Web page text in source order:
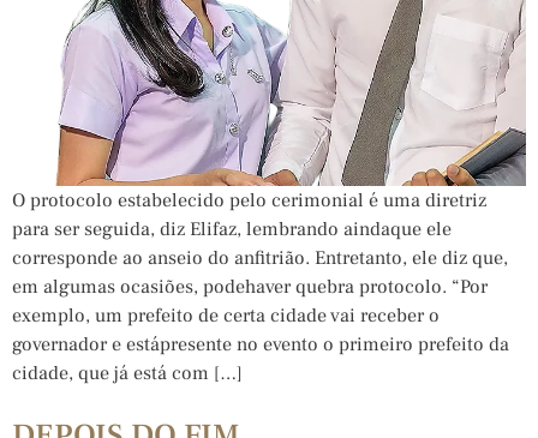
O protocolo estabelecido pelo cerimonial é uma diretriz
para ser seguida, diz Elifaz, lembrando aindaque ele
corresponde ao anseio do anfitrião. Entretanto, ele diz que,
em algumas ocasiões, podehaver quebra protocolo. “Por
exemplo, um prefeito de certa cidade vai receber o
governador e estápresente no evento o primeiro prefeito da
cidade, que já está com […]